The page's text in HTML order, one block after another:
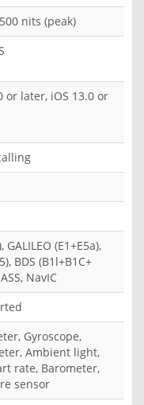
nits (peak)
or later, iOS 13.0 or
GALILEO (E1+E5a),
BDS (B1l+B1C+
NavIC
Gyroscope,
Ambient light,
rate, Barometer,
sensor